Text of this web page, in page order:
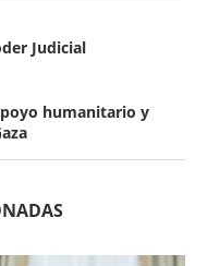
Judicial
humanitario y